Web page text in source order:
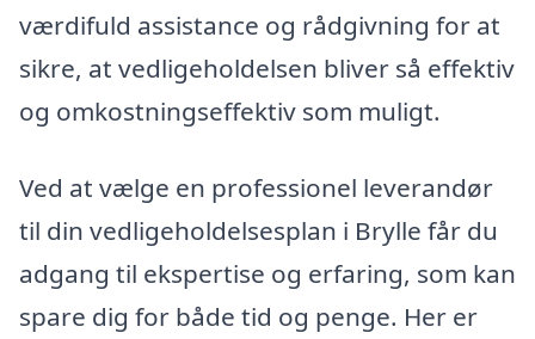
værdifuld assistance og rådgivning for at
sikre, at vedligeholdelsen bliver så effektiv
og omkostningseffektiv som muligt.
Ved at vælge en professionel leverandør
til din vedligeholdelsesplan i Brylle får du
adgang til ekspertise og erfaring, som kan
spare dig for både tid og penge. Her er